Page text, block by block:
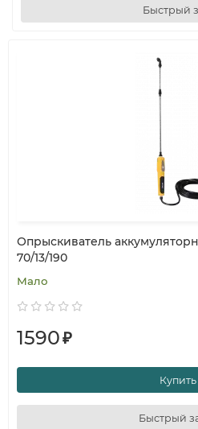
Быстрый
Опрыскиватель
70/13/190
Мало
1590₽
Купить
Быстрый